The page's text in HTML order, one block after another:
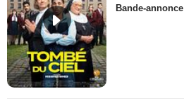
Bande-annonce